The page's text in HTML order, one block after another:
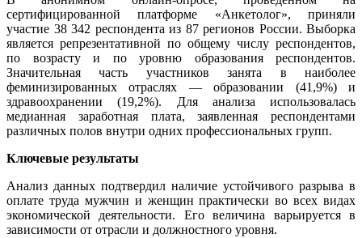
сертифицированной платформе «Анкетолог», приняли
участие 38 342 респондента из 87 регионов России. Выборка
является репрезентативной по общему числу респондентов,
по возрасту и по уровню образования респондентов.
Значительная часть участников занята в наиболее
феминизированных отраслях — образовании (41,9%) и
здравоохранении (19,2%). Для анализа использовалась
медианная заработная плата, заявленная респондентами
различных полов внутри одних профессиональных групп.
Ключевые результаты
Анализ данных подтвердил наличие устойчивого разрыва в
оплате труда мужчин и женщин практически во всех видах
экономической деятельности. Его величина варьируется в
зависимости от отрасли и должностного уровня.